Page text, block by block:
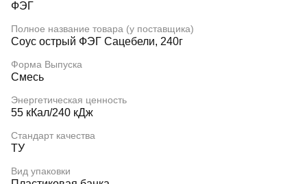
ФЭГ
Полное название товара (у поставщика)
Соус острый ФЭГ Сацебели, 240г
Форма Выпуска
Смесь
Энергетическая ценность
55 кКал/240 кДж
Стандарт качества
ТУ
Вид упаковки